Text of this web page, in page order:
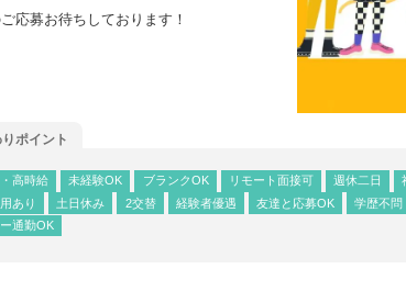
応募お待ちしております！
ポイント
高時給 未経験OK ブランクOK リモート面接可 週休二日
あり
土日休み 2交替 経験者優遇 友達と応募OK
学歴不問
通勤OK